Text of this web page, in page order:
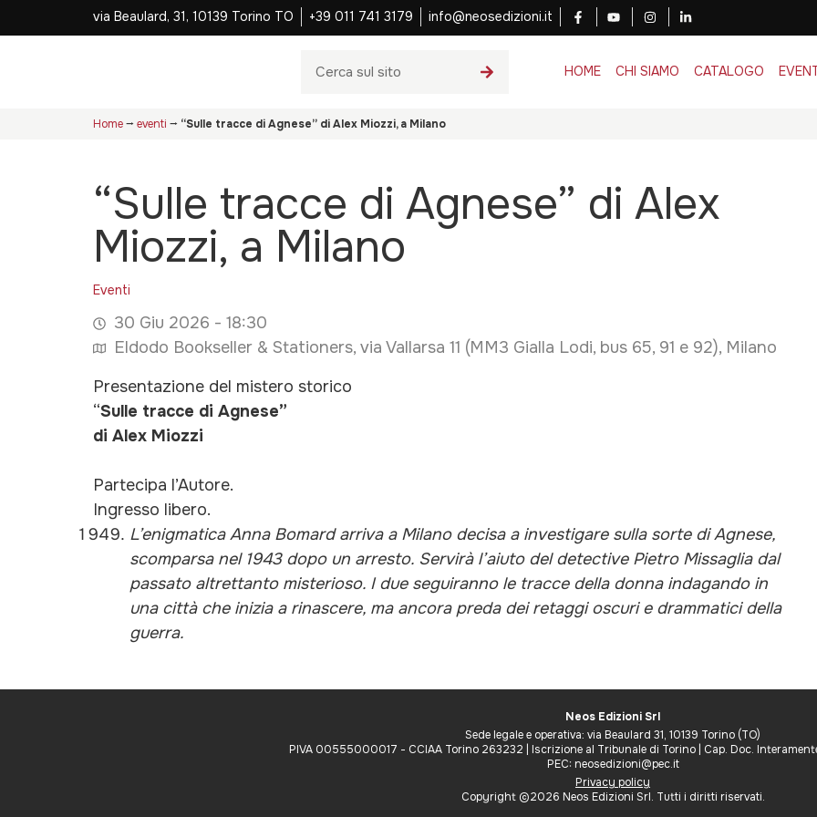
via Beaulard, 31, 10139 Torino TO +39 011 741 3179 info@neosedizioni.it
HOME CHI SIAMO CATALOGO
Home⭢ eventi ⭢ “Sulle tracce di Agnese” di Alex Miozzi, a Milano
“Sulle tracce di Agnese” di Alex
Miozzi, a Milano
Eventi
30 Giu 2026 - 18:30
Eldodo Bookseller & Stationers, via Vallarsa 11 (MM3 Gialla Lodi, bus 65, 91 e 92), Milano
Presentazione del mistero storico
“Sulle tracce di Agnese”
di Alex Miozzi
Partecipa l’Autore.
Ingresso libero.
L’enigmatica Anna Bomard arriva a Milano decisa a investigare sulla sorte di Agnese,
scomparsa nel 1943 dopo un arresto. Servirà l’aiuto del detective Pietro Missaglia dal
passato altrettanto misterioso. I due seguiranno le tracce della donna indagando in
una città che inizia a rinascere, ma ancora preda dei retaggi oscuri e drammatici della
guerra.
Neos Edizioni Srl
Sede legale e operativa: via Beaulard 31, 10139 Torino (TO)
PIVA 00555000017 - CCIAA Torino 263232 | Iscrizione al Tribunale di Torino | Cap. Doc.
PEC: neosedizioni@pec.it
Privacy policy
Copyright ©2026 Neos Edizioni Srl. Tutti i diritti riservati.